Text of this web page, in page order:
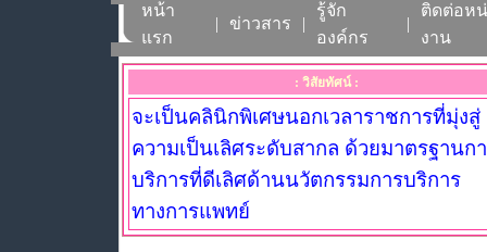
หน้า
แรก
| ข่าวสาร |
รู้จัก
องค์กร
|
ติดต่อห
งาน